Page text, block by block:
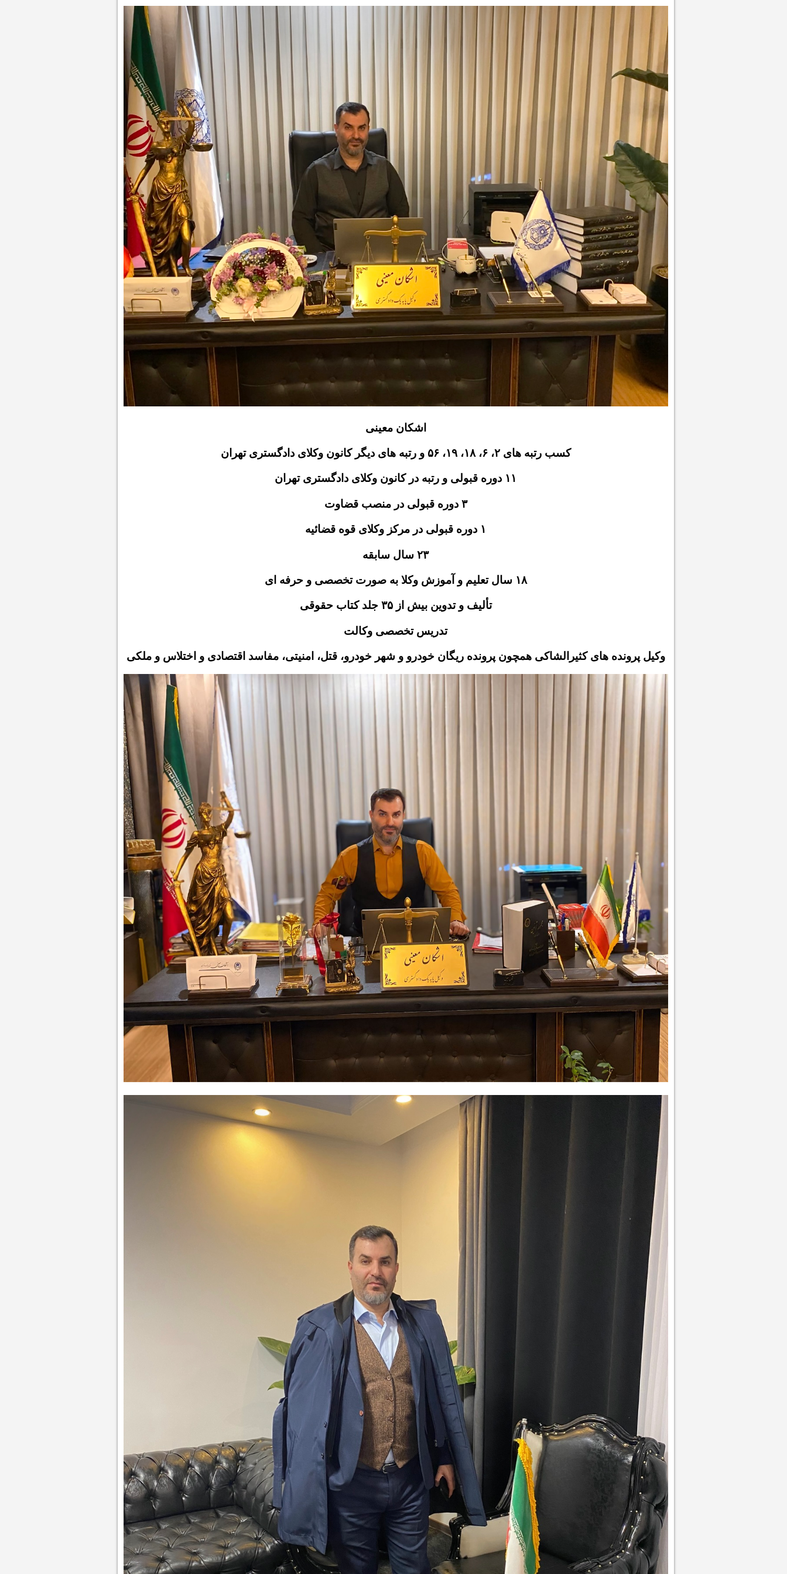
اشکان معینی
کسب رتبه های ۲، ۶، ۱۸، ۱۹، ۵۶ و رتبه های دیگر کانون وکلای دادگستری تهران
۱۱ دوره قبولی و رتبه در کانون وکلای دادگستری تهران
۳ دوره قبولی در منصب قضاوت
۱ دوره قبولی در مرکز وکلای قوه قضائیه
۲۳ سال سابقه
۱۸ سال تعلیم و آموزش وکلا به صورت تخصصی و حرفه ای
تألیف و تدوین بیش از ۳۵ جلد کتاب حقوقی
تدریس تخصصی وکالت
وکیل پرونده های کثیرالشاکی همچون پرونده ریگان خودرو و شهر خودرو، قتل، امنیتی، مفاسد اقتصادی و اختلاس و ملکی